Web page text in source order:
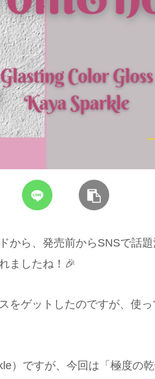
から、発売前からSNSで話
ましたね！🎉
をゲットしたのですが、使
）ですが、今回は「極度の